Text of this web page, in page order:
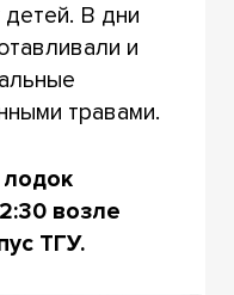
В дни
и
травами.
возле
ТГУ.